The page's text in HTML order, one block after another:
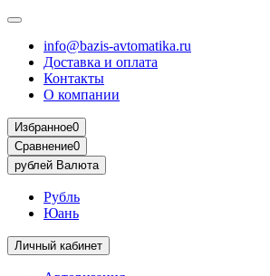
info@bazis-avtomatika.ru
Доставка и оплата
Контакты
О компании
Избранное0
Сравнение0
рублей Валюта
Рубль
Юань
Личный кабинет